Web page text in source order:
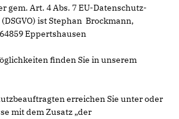
gem. Art. 4 Abs. 7 EU-Datenschutz-
ist Stephan Brockmann,
Eppertshausen
finden Sie in unserem
erreichen Sie unter oder
mit dem Zusatz „der